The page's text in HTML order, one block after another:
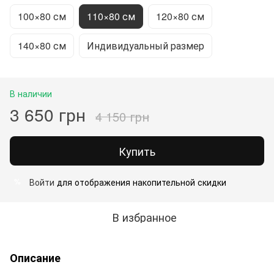
100×80 см 110×80 см 120×80 см
140×80 см Индивидуальный размер
В наличии
3 650 грн 4 150 грн
Купить
Войти для отображения накопительной скидки
В избранное
Описание